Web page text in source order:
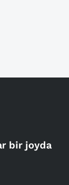
bir joyda